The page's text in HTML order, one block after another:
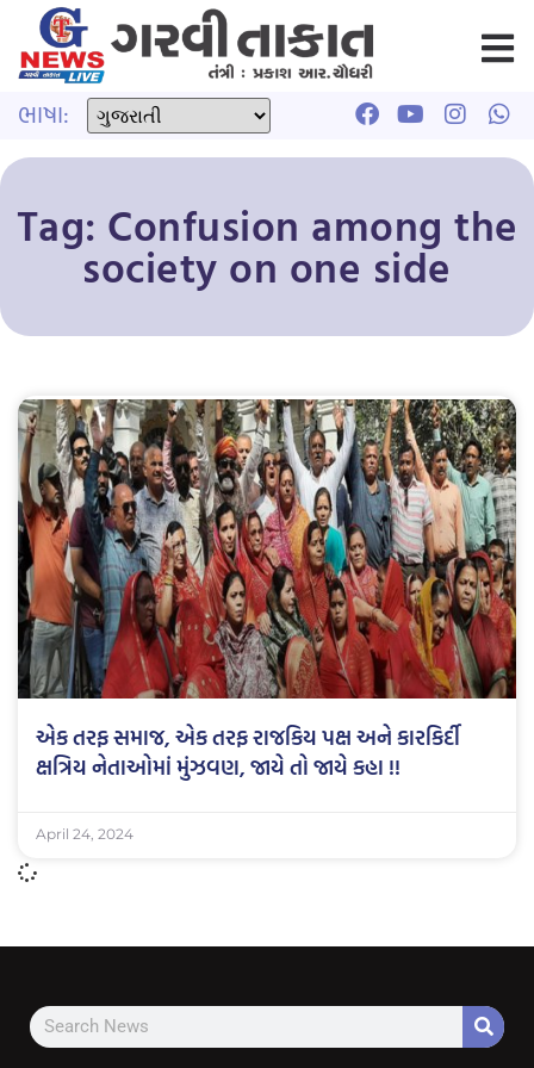
ભાષા:
Tag: Confusion among the
society on one side
એક તરફ સમાજ, એક તરફ રાજકિય પક્ષ અને કારકિર્દી
ક્ષત્રિય નેતાઓમાં મુંઝવણ, જાયે તો જાયે કહા !!
April 24, 2024